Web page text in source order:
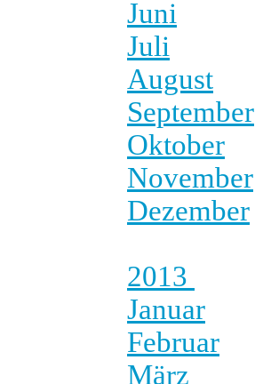
Juni
Juli
August
September
Oktober
November
Dezember
2013
Januar
Februar
März